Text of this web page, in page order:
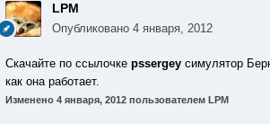
LPM
Опубликовано 4 января, 2012
Скачайте по ссылочке pssergey симулятор
как она работает.
Изменено 4 января, 2012 пользователем LPM